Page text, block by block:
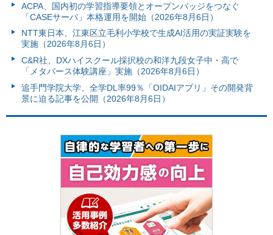
ACPA、国内初の学習指導要領とオープンバッジをつなぐ
「CASEサーバ」本格運用を開始（2026年8月6日）
NTT東日本、江東区立毛利小学校で生成AI活用の実証実験を
実施（2026年8月6日）
C&R社、DXハイスクール採択校の和洋九段女子中・高で
「メタバース体験講座」実施（2026年8月6日）
追手門学院大学、全学DL率99％「OIDAIアプリ」その開発背
景に迫る記事を公開（2026年8月6日）